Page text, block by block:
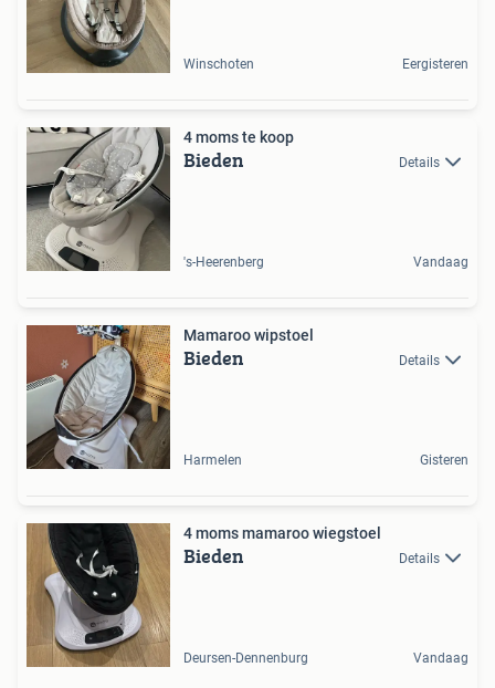
Winschoten Eergisteren
4 moms te koop
Bieden Details
's-Heerenberg Vandaag
Mamaroo wipstoel
Bieden Details
Harmelen Gisteren
4 moms mamaroo wiegstoel
Bieden Details
Deursen-Dennenburg Vandaag